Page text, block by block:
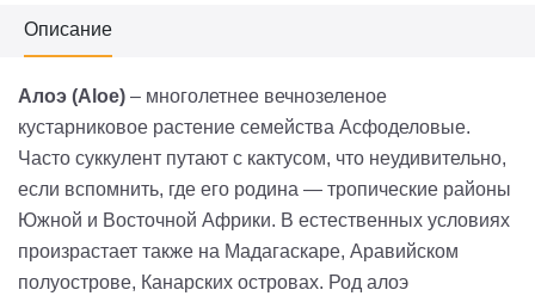
Описание
Алоэ (Aloe) – многолетнее вечнозеленое
кустарниковое растение семейства Асфоделовые.
Часто суккулент путают с кактусом, что неудивительно,
если вспомнить, где его родина — тропические районы
Южной и Восточной Африки. В естественных условиях
произрастает также на Мадагаскаре, Аравийском
полуострове, Канарских островах. Род алоэ